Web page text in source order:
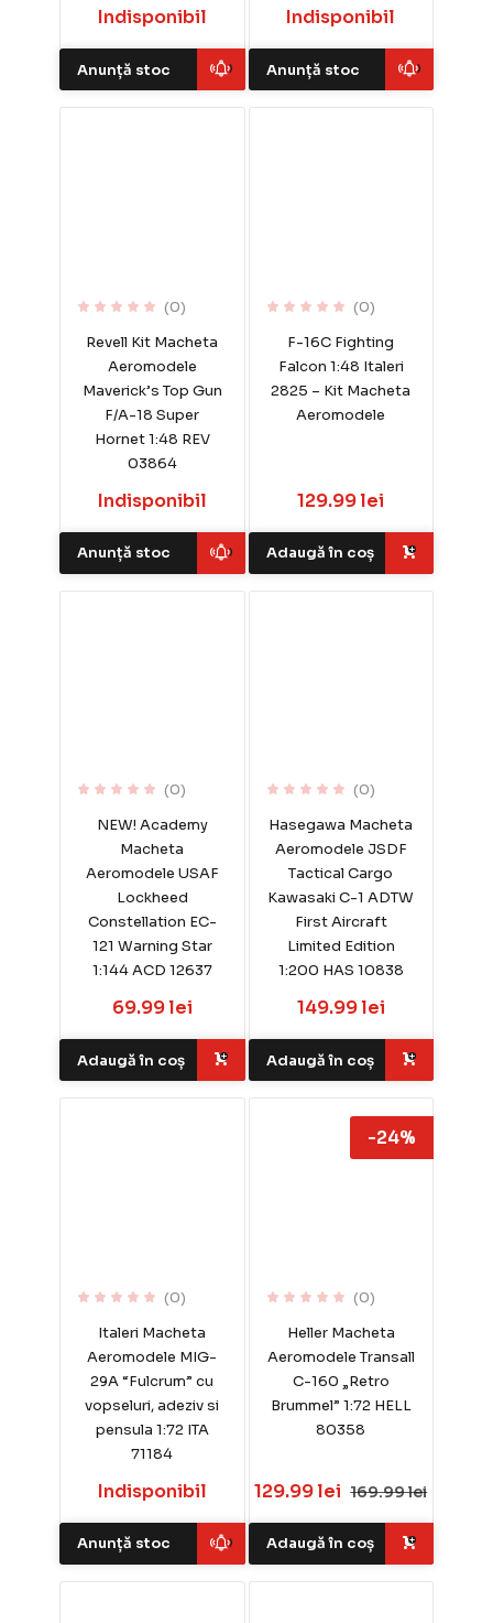
Indisponibil
Anunță stoc
Indisponibil
Anunță stoc
(0)
Revell Kit Macheta
Aeromodele
Maverick’s Top Gun
F/A-18 Super
Hornet 1:48 REV
03864
Indisponibil
Anunță stoc
(0)
F-16C Fighting
Falcon 1:48 Italeri
2825 – Kit Macheta
Aeromodele
129.99 lei
Adaugă în coș
(0)
NEW! Academy
Macheta
Aeromodele USAF
Lockheed
Constellation EC-
121 Warning Star
1:144 ACD 12637
69.99 lei
Adaugă în coș
(0)
Hasegawa Macheta
Aeromodele JSDF
Tactical Cargo
Kawasaki C-1 ADTW
First Aircraft
Limited Edition
1:200 HAS 10838
149.99 lei
Adaugă în coș
(0)
Italeri Macheta
Aeromodele MIG-
29A “Fulcrum” cu
vopseluri, adeziv si
pensula 1:72 ITA
71184
Indisponibil
Anunță stoc
(0)
Heller Macheta
Aeromodele Transall
C-160 „Retro
Brummel” 1:72 HELL
80358
129.99 lei 169.99 lei
-24%
Adaugă în coș